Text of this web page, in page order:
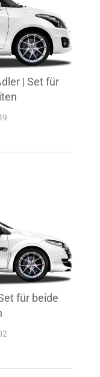
| Set für
für beide